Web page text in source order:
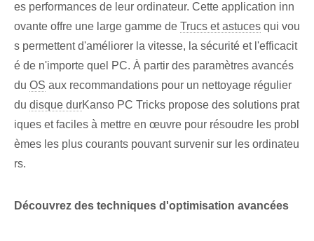
es performances de leur ordinateur. Cette application inn
ovante offre une large gamme de Trucs et astuces qui vou
s permettent d'améliorer la vitesse, la sécurité et l'efficacit
é de n'importe quel PC. À partir des paramètres avancés
du OS aux recommandations pour un nettoyage régulier
du⁣ disque durKanso PC Tricks propose des solutions prat
iques et faciles à mettre en œuvre pour résoudre les probl
èmes les plus courants pouvant survenir sur les ordinateu
rs.
Découvrez des techniques d'optimisation avancées‌